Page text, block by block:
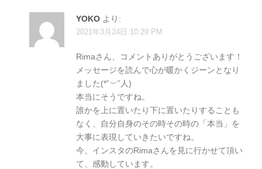
YOKO より:
2021年3月24日 10:29 PM
Rimaさん、コメントありがとうございます！
メッセージを読んで心が暖かくジーンとなり
ました(*˘︶˘人)
本当にそうですね。
誰かを上に置いたり下に置いたりすることも
なく、自分自身のその時その時の「本当」を
大事に表現していきたいですね。
今、インスタのRimaさんを見に行かせて頂い
て、感動しています。